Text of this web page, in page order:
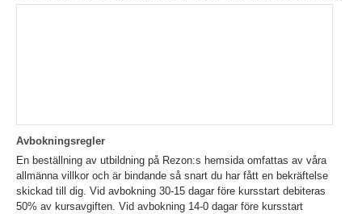
Avbokningsregler
En beställning av utbildning på Rezon:s hemsida omfattas av våra
allmänna villkor och är bindande så snart du har fått en bekräftelse
skickad till dig. Vid avbokning 30-15 dagar före kursstart debiteras
50% av kursavgiften. Vid avbokning 14-0 dagar före kursstart